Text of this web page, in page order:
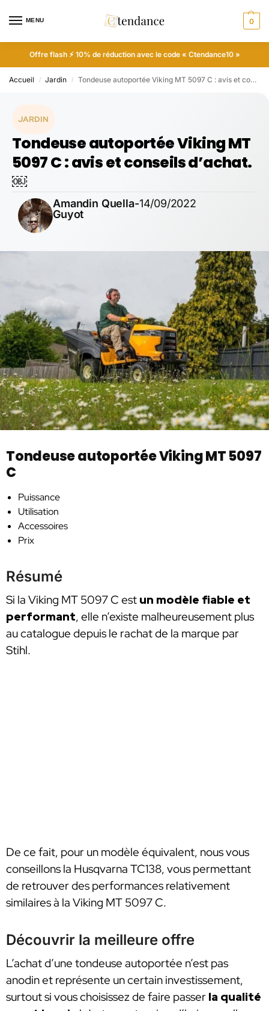
MENU 0
Offre flash ⚡ 10% de réduction avec le code « Ctendance10 »
Accueil / Jardin / Tondeuse autoportée Viking MT 5097 C : avis et conseils d’achat.￼
JARDIN
Tondeuse autoportée Viking MT
5097 C : avis et conseils d’achat.
￼
Amandin Quella-
Guyot
14/09/2022
Tondeuse autoportée Viking MT 5097
C
Puissance
Utilisation
Accessoires
Prix
Résumé
Si la Viking MT 5097 C est un modèle fiable et
performant, elle n’existe malheureusement plus
au catalogue depuis le rachat de la marque par
Stihl.
De ce fait, pour un modèle équivalent, nous vous
conseillons la Husqvarna TC138, vous permettant
de retrouver des performances relativement
similaires à la Viking MT 5097 C.
Découvrir la meilleure offre
L’achat d’une tondeuse autoportée n’est pas
anodin et représente un certain investissement,
surtout si vous choisissez de faire passer la qualité